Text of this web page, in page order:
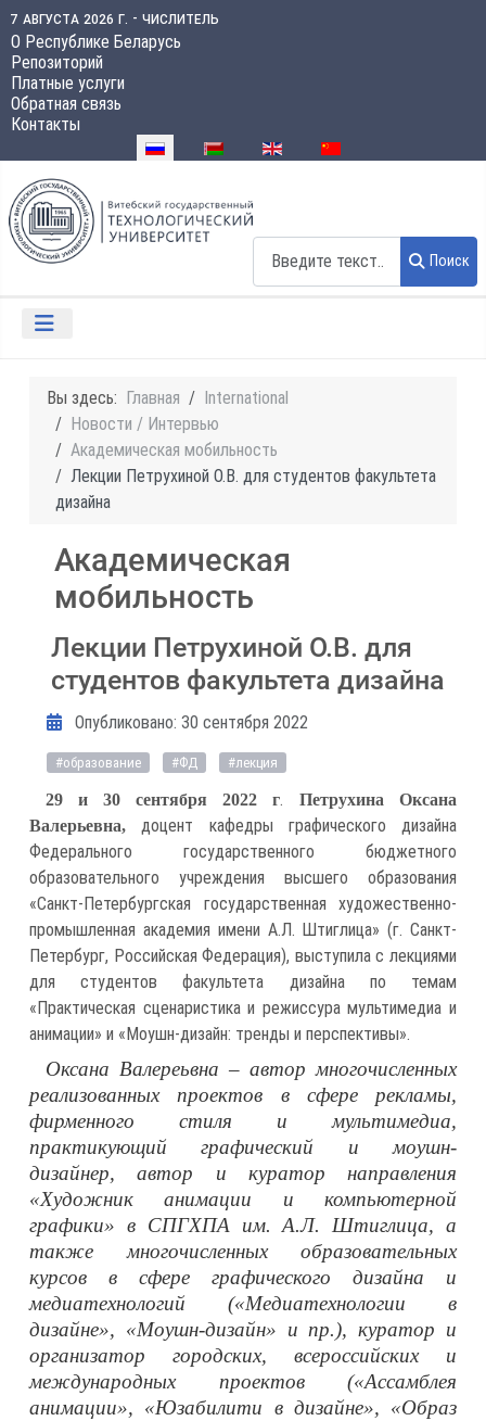
7 августа 2026 г. - числитель
О Республике Беларусь
Репозиторий
Платные услуги
Обратная связь
Контакты
Выберите язык
Поиск
Вы здесь: Главная
International
Новости / Интервью
Академическая мобильность
Лекции Петрухиной О.В. для студентов факультета
дизайна
Академическая
мобильность
Лекции Петрухиной О.В. для
студентов факультета дизайна
Информация о материале
Опубликовано: 30 сентября 2022
#образование #ФД #лекция
29 и 30 сентября 2022 г. Петрухина Оксана
Валерьевна, доцент кафедры графического дизайна
Федерального государственного бюджетного
образовательного учреждения высшего образования
«Санкт-Петербургская государственная художественно-
промышленная академия имени А.Л. Штиглица» (г. Санкт-
Петербург, Российская Федерация), выступила с лекциями
для студентов факультета дизайна по темам
«Практическая сценаристика и режиссура мультимедиа и
анимации» и «Моушн-дизайн: тренды и перспективы».
Оксана Валереьвна – автор многочисленных
реализованных проектов в сфере рекламы,
фирменного стиля и мультимедиа,
практикующий графический и моушн-
дизайнер, автор и куратор направления
«Художник анимации и компьютерной
графики» в СПГХПА им. А.Л. Штиглица, а
также многочисленных образовательных
курсов в сфере графического дизайна и
медиатехнологий («Медиатехнологии в
дизайне», «Моушн-дизайн» и пр.), куратор и
организатор городских, всероссийских и
международных проектов («Ассамблея
анимации», «Юзабилити в дизайне», «Образ